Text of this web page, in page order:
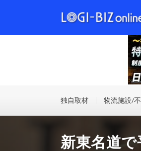
独自取材 物流施設/
新東名道